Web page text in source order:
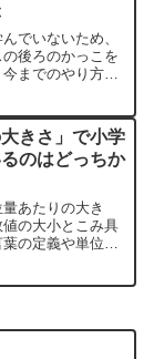
でいないため、
後ろのかっこを
までのやり方で
大きさ」で小学
のはどっちか
あたりの大き
の大小とこみ具
の定義や単位の